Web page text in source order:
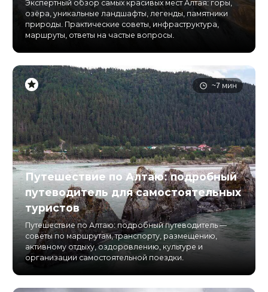
Экспертный обзор самых красивых мест Алтая: горы,
озёра, уникальные ландшафты, легенды, памятники
природы. Практические советы, инфраструктура,
маршруты, ответы на частые вопросы.
~7 мин
Путешествие по Алтаю: подробный
путеводитель для самостоятельных
туристов
Путешествие по Алтаю: подробный путеводитель —
советы по маршрутам, транспорту, размещению,
активному отдыху, оздоровлению, культуре и
организации самостоятельной поездки.